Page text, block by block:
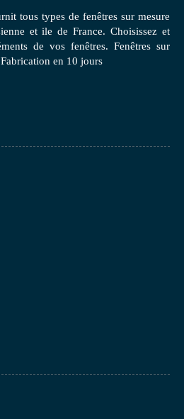
tous types de fenêtres sur mesure
et ile de France. Choisissez et
de vos fenêtres. Fenêtres sur
en 10 jours